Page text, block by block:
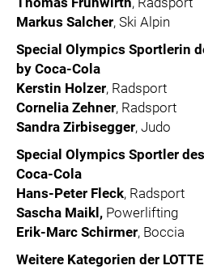
Markus Salcher, Ski Alpin
Special Olympics Sportlerin
by Coca-Cola
Kerstin Holzer, Radsport
Cornelia Zehner, Radsport
Sandra Zirbisegger, Judo
Special Olympics Sportler
Coca-Cola
Hans-Peter Fleck, Radsport
Sascha Maikl, Powerlifting
Erik-Marc Schirmer, Boccia
Weitere Kategorien der